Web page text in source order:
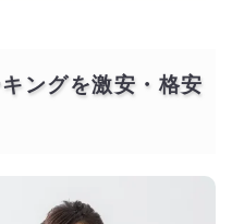
ングを激安・格安